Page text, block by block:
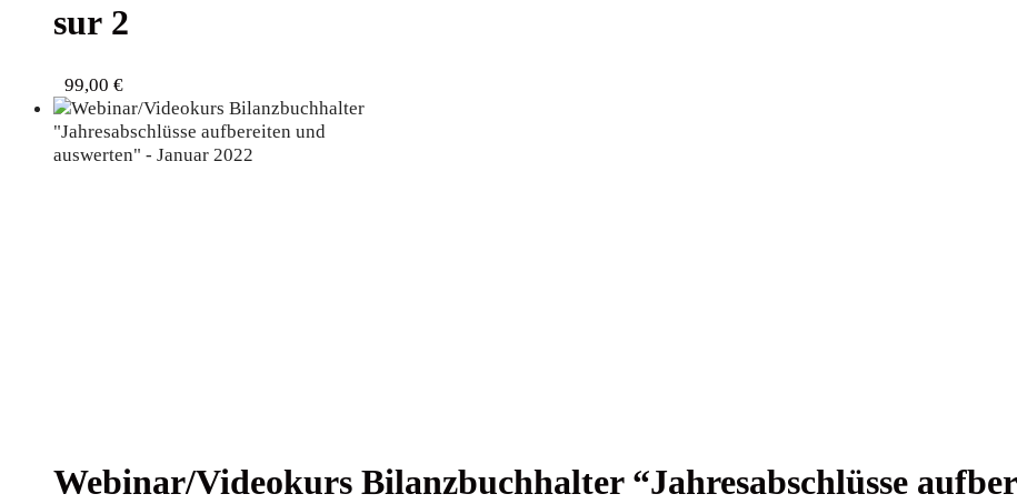
sur 2
99,00 €
Webinar/Videokurs Bilanz­buch­hal­ter “Jah­res­ab­schlüs­se